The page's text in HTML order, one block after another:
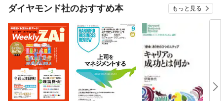
ダイヤモンド社のおすすめ本 もっと見る